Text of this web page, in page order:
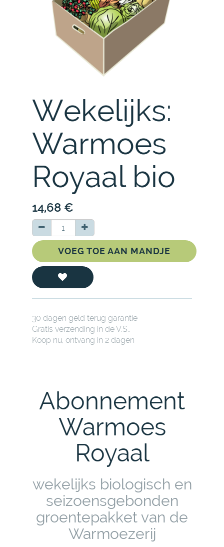
Wekelijks:
Warmoes
Royaal bio
14,68 €
VOEG TOE AAN MANDJE
30 dagen geld terug garantie
Gratis verzending in de V.S..
Koop nu, ontvang in 2 dagen
Abonnement
Warmoes
Royaal
wekelijks biologisch en
seizoensgebonden
groentepakket van de
Warmoezerij